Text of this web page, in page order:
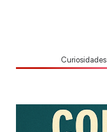
Curiosidades